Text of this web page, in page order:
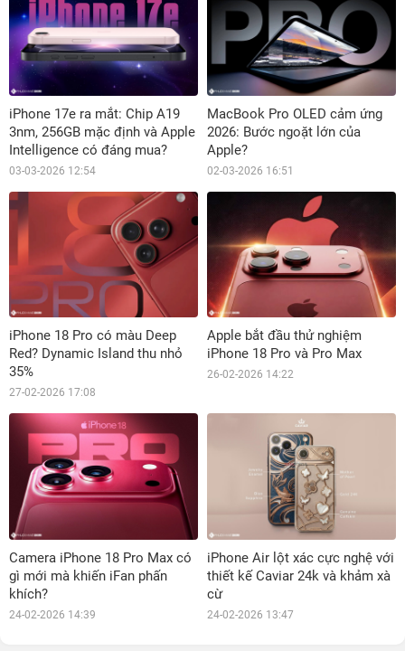
iPhone 17e ra mắt: Chip A19
3nm, 256GB mặc định và Apple
Intelligence có đáng mua?
03-03-2026 12:54
MacBook Pro OLED cảm ứng
2026: Bước ngoặt lớn của
Apple?
02-03-2026 16:51
iPhone 18 Pro có màu Deep
Red? Dynamic Island thu nhỏ
35%
27-02-2026 17:08
Apple bắt đầu thử nghiệm
iPhone 18 Pro và Pro Max
26-02-2026 14:22
Camera iPhone 18 Pro Max có
gì mới mà khiến iFan phấn
khích?
24-02-2026 14:39
iPhone Air lột xác cực nghệ với
thiết kế Caviar 24k và khảm xà
cừ
24-02-2026 13:47